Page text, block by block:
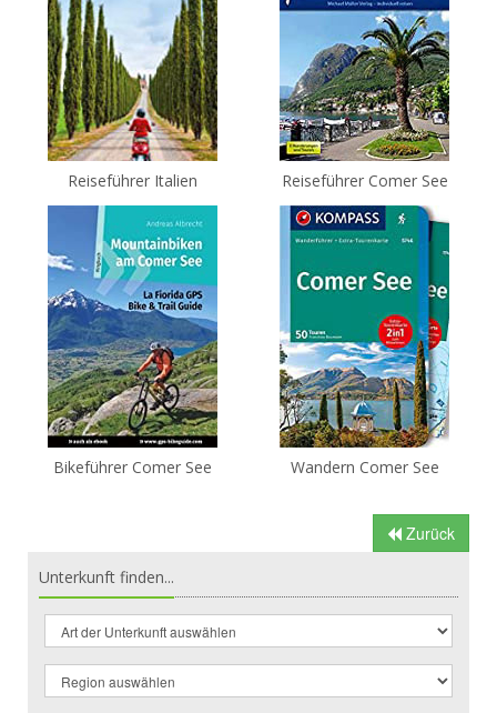
Reiseführer Italien Reiseführer Comer See
Bikeführer Comer See Wandern Comer See
Zurück
Unterkunft finden...